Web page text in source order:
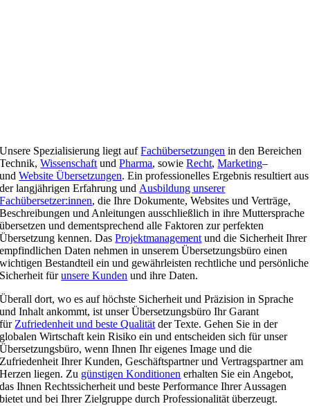
Unsere Spezialisierung liegt aufFachübersetzungen in den Bereichen
Technik,Wissenschaft undPharma, sowieRecht,Marketing–
undWebsite Übersetzungen. Ein professionelles Ergebnis resultiert aus
der langjährigen Erfahrung und Ausbildung unserer
Fachübersetzer:innen, die Ihre Dokumente, Websites und Verträge,
Beschreibungen und Anleitungen ausschließlich in ihre Muttersprache
übersetzen und dementsprechend alle Faktoren zur perfekten
Übersetzung kennen. DasProjektmanagement und die Sicherheit Ihrer
empfindlichen Daten nehmen in unserem Übersetzungsbüro einen
wichtigen Bestandteil ein und gewährleisten rechtliche und persönliche
Sicherheit fürunsere Kunden und ihre Daten.
Überall dort, wo es auf höchste Sicherheit und Präzision in Sprache
und Inhalt ankommt, ist unser Übersetzungsbüro Ihr Garant
für Zufriedenheit und beste Qualität der Texte. Gehen Sie in der
globalen Wirtschaft kein Risiko ein und entscheiden sich für unser
Übersetzungsbüro, wenn Ihnen Ihr eigenes Image und die
Zufriedenheit Ihrer Kunden, Geschäftspartner und Vertragspartner am
Herzen liegen. Zu günstigen Konditionen erhalten Sie ein Angebot,
das Ihnen Rechtssicherheit und beste Performance Ihrer Aussagen
bietet und bei Ihrer Zielgruppe durch Professionalität überzeugt.